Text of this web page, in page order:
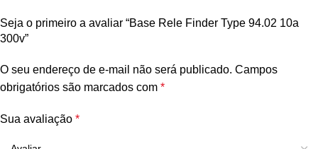
Seja o primeiro a avaliar “Base Rele Finder Type 94.02 10a
300v”
O seu endereço de e-mail não será publicado. Campos
obrigatórios são marcados com *
Sua avaliação *